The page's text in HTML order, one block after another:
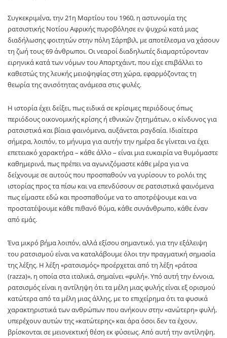
Συγκεκριμένα, την 21η Μαρτίου του 1960, η αστυνομία της
ρατσιστικής Νοτίου Αφρικής πυροβόλησε εν ψυχρώ κατά μιας
διαδήλωσης φοιτητών στην πόλη Σάρπβιλ, με αποτέλεσμα να χάσουν
τη ζωή τους 69 άνθρωποι. Οι νεαροί διαδηλωτές διαμαρτύρονταν
ειρηνικά κατά των νόμων του Απαρτχάιντ, που είχε επιβάλλει το
καθεστώς της λευκής μειοψηφίας στη χώρα, εφαρμόζοντας τη
θεωρία της ανισότητας ανάμεσα στις φυλές.
Η ιστορία έχει δείξει, πως ειδικά σε κρίσιμες περιόδους όπως
περιόδους οικονομικής κρίσης ή εθνικών ζητημάτων, ο κίνδυνος για
ρατσιστικά και βίαια φαινόμενα, αυξάνεται ραγδαία. Ιδιαίτερα
σήμερα, λοιπόν, το μήνυμα για αυτήν την ημέρα δε γίνεται να έχει
επετειακό χαρακτήρα – κάθε άλλο – είναι μια ευκαιρία να θυμόμαστε
καθημερινά, πως πρέπει να αγωνιζόμαστε κάθε μέρα για να
δείχνουμε σε αυτούς που προσπαθούν να γυρίσουν το ρολόι της
ιστορίας προς τα πίσω και να επενδύσουν σε ρατσιστικά φαινόμενα
πως είμαστε εδώ και προσπαθούμε να το αποτρέψουμε και να
προστατέψουμε κάθε πιθανό θύμα, κάθε συνάνθρωπο, κάθε έναν
από εμάς.
Ένα μικρό βήμα λοιπόν, αλλά εξίσου σημαντικό, για την εξάλειψη
του ρατσισμού είναι να καταλάβουμε όλοι την πραγματική σημασία
της λέξης. Η λέξη «ρατσισμός» προέρχεται από τη λέξη «ράτσα
(razza)», η οποία στα ιταλικά, σημαίνει «φυλή». Υπό αυτή την έννοια,
ρατσισμός είναι η αντίληψη ότι τα μέλη μιας φυλής είναι εξ ορισμού
κατώτερα από τα μέλη μιας άλλης, με το επιχείρημα ότι τα φυσικά
χαρακτηριστικά των ανθρώπων που ανήκουν στην «ανώτερη» φυλή,
υπερέχουν αυτών της «κατώτερης» και άρα όσοι δεν τα έχουν,
βρίσκονται σε μειονεκτική θέση εκ φύσεως. Από αυτή την αντίληψη,